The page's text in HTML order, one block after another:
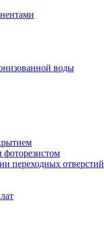
воды
фоторезистом
переходных отверстий